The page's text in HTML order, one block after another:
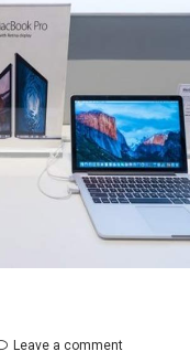
Leave a comment